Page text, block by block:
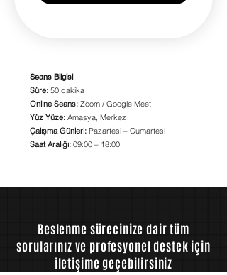
Seans Bilgisi
Süre: 50 dakika
Online Seans: Zoom / Google Meet
Yüz Yüze: Amasya, Merkez
Çalışma Günleri: Pazartesi – Cumartesi
Saat Aralığı: 09:00 – 18:00​
Beslenme sürecinize dair tüm
sorularınız ve profesyonel destek için
iletişime geçebilirsiniz